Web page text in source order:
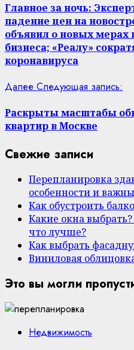
Главное за ночь:
падение цен на
объявил о новых
бизнеса; «Реалу»
коронавируса
Далее Следующая запись:
Раскрыты масштабы
квартир в Москве
Свежие записи
Перепланировка
особенности и
Как обустроить
Какие окна
что лучше?
Как выбрать
Виниловая
Это вы могли
Недвижимость